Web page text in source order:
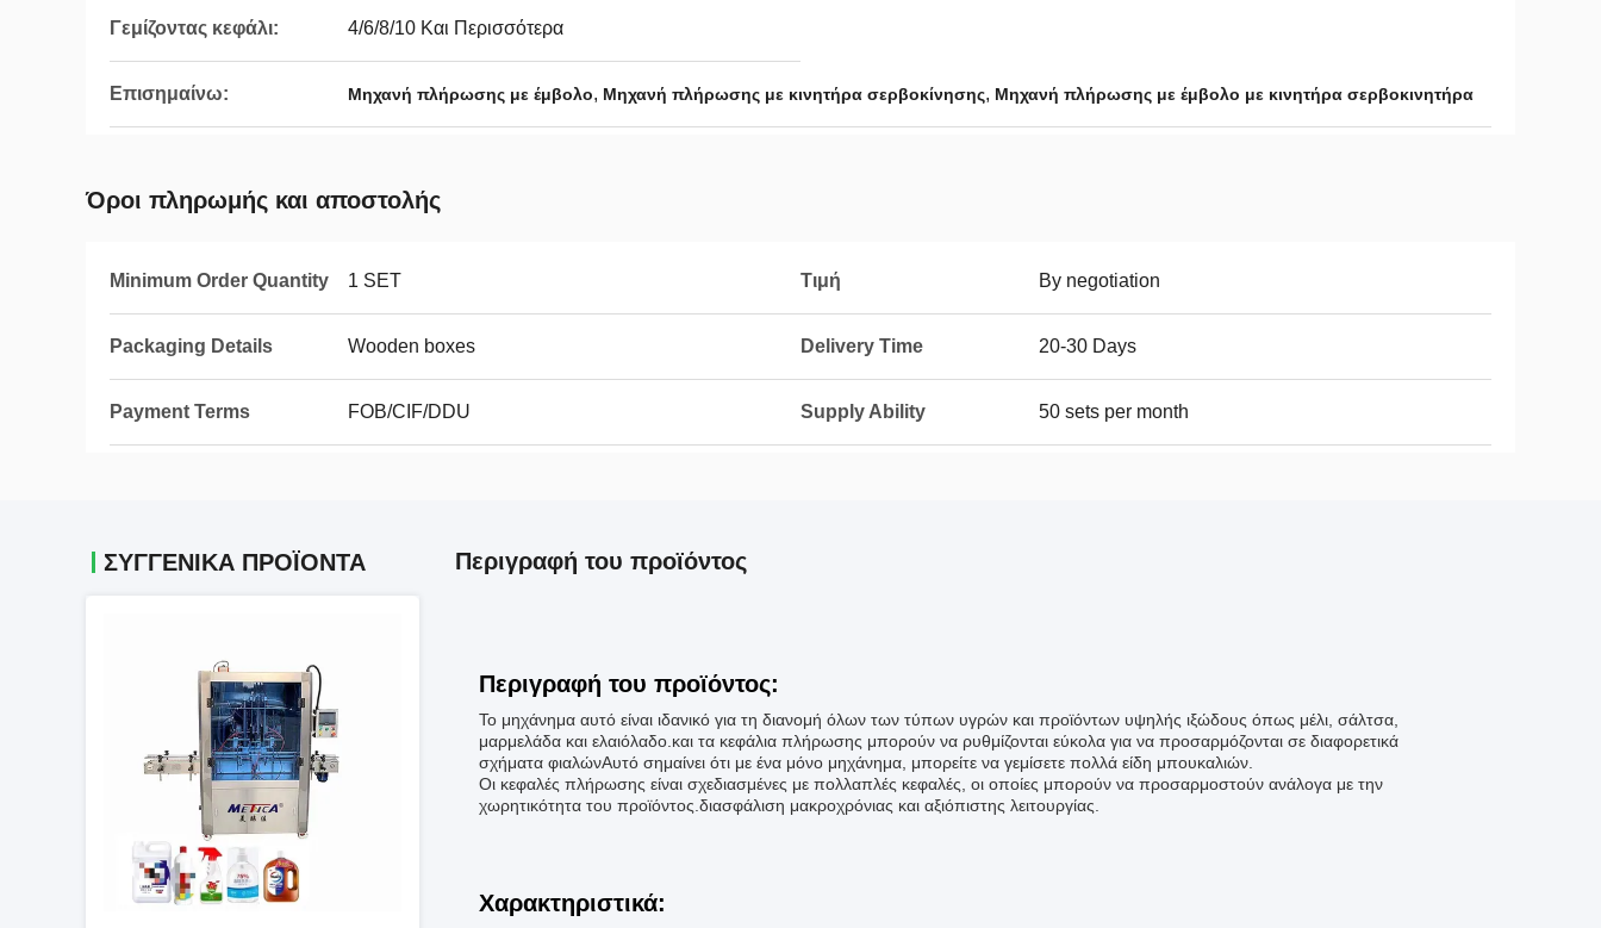
Γεμίζοντας κεφάλι: 4/6/8/10 Και Περισσότερα
Επισημαίνω: Μηχανή πλήρωσης με έμβολο, Μηχανή πλήρωσης με κινητήρα σερβοκίνησης, Μηχανή πλήρωσης με έμβολο με κινητήρα σερβοκινητήρα
Όροι πληρωμής και αποστολής
Minimum Order Quantity 1 SET Τιμή By negotiation
Packaging Details Wooden boxes Delivery Time 20-30 Days
Payment Terms FOB/CIF/DDU Supply Ability 50 sets per month
ΣΥΓΓΕΝΙΚΆ ΠΡΟΪΌΝΤΑ Περιγραφή του προϊόντος
Περιγραφή του προϊόντος:
Το μηχάνημα αυτό είναι ιδανικό για τη διανομή όλων των τύπων υγρών και προϊόντων υψηλής ιξώδους όπως μέλι, σάλτσα,
μαρμελάδα και ελαιόλαδο.και τα κεφάλια πλήρωσης μπορούν να ρυθμίζονται εύκολα για να προσαρμόζονται σε διαφορετικά
σχήματα φιαλώνΑυτό σημαίνει ότι με ένα μόνο μηχάνημα, μπορείτε να γεμίσετε πολλά είδη μπουκαλιών.
Οι κεφαλές πλήρωσης είναι σχεδιασμένες με πολλαπλές κεφαλές, οι οποίες μπορούν να προσαρμοστούν ανάλογα με την
χωρητικότητα του προϊόντος.διασφάλιση μακροχρόνιας και αξιόπιστης λειτουργίας.
Χαρακτηριστικά: